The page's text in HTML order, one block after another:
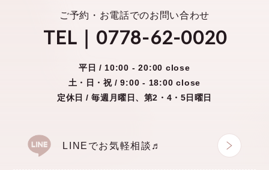
ご予約・お電話でのお問い合わせ
TEL｜0778-62-0020
平日 / 10:00 - 20:00 close
土・日・祝 /9:00 - 18:00 close
定休日 / 毎週月曜日、第2・4・5日曜日
LINEでお気軽相談♬